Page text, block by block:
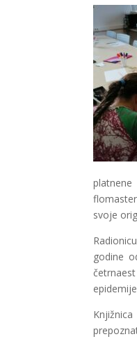
svoje
godine